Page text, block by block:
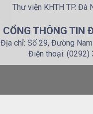
Thư viện KHTH TP. Đà
CỔNG THÔNG TIN
Địa chỉ: Số 29, Đường
Điện thoại: (0292)